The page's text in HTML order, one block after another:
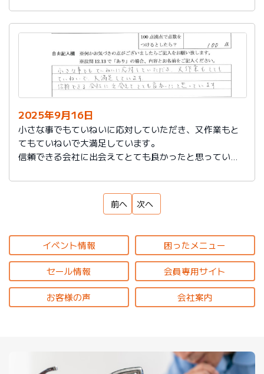
2025年9月16日
小さな事でもていねいに応対していただき、又作業もと
てもていねいで大満足しています。
信頼できる会社に出会えてとても良かったと思っていま
前へ 次へ
イベント情報 困ったメニュー
セール情報 会員専用サイト
お客様の声 会社案内